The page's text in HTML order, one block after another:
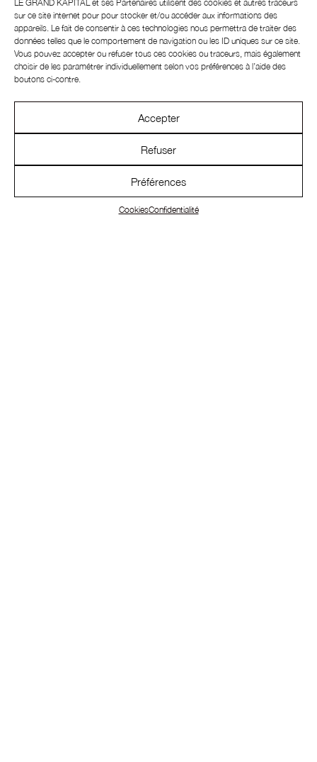
LE GRAND KAPITAL et ses Partenaires utilisent des cookies et autres traceurs
sur ce site internet pour pour stocker et/ou accéder aux informations des
appareils. Le fait de consentir à ces technologies nous permettra de traiter des
données telles que le comportement de navigation ou les ID uniques sur ce site.
Vous pouvez accepter ou refuser tous ces cookies ou traceurs, mais également
choisir de les paramétrer individuellement selon vos préférences à l’aide des
boutons ci-contre.
Accepter
Refuser
Préférences
CookiesConfidentialité